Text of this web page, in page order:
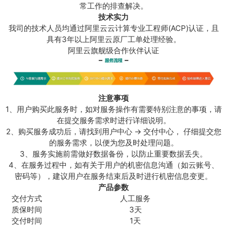
数
常工作的排查解决。
技术实力
我司的技术人员均通过阿里云云计算专业工程师(ACP)认证，且
具有3年以上阿里云原厂工单处理经验。
阿里云旗舰级合作伙伴认证
注意事项
1、用户购买此服务时，如对服务操作有需要特别注意的事项，请
在提交服务需求时进行详细说明。
2、购买服务成功后，请找到用户中心 -> 交付中心， 仔细提交您
的服务需求，以便为您及时处理问题。
3、服务实施前需做好数据备份，以防止重要数据丢失。
4、在服务过程中，如有关于用户的机密信息沟通（如云账号、
密码等），建议用户在服务结束后及时进行机密信息变更。
产品参数
交付方式
人工服务
质保时间
3天
交付时间
1天